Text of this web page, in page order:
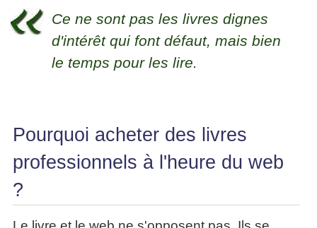
Techniques
de
»»»
»»»
▶
PDF
Entrepreneuriat
Ce ne sont pas les livres dignes
d'intérêt qui font défaut, mais bien
le temps pour les lire.
Pourquoi acheter des livres
professionnels à l'heure du web
?